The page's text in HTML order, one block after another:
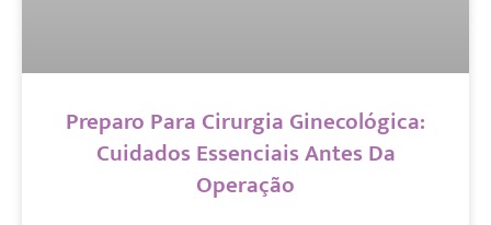
Preparo Para Cirurgia Ginecológica:
Cuidados Essenciais Antes Da
Operação